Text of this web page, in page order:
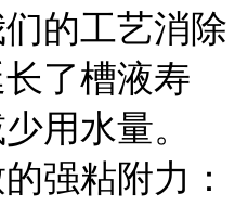
的工艺消除
了槽液寿
用水量。
强粘附力：